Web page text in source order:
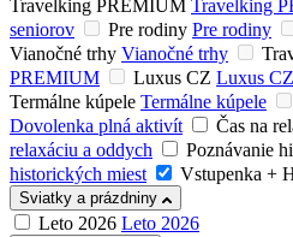
Travelking PREMIUM Travelking
seniorov
Pre rodiny Pre rodiny
Vianočné trhy Vianočné trhy
PREMIUM
Luxus CZ Luxus CZ
Termálne kúpele Termálne kúpele
Dovolenka plná aktivít
Čas na
relaxáciu a oddych
Poznávanie
historických miest
Vstupenka +
Sviatky a prázdniny
Leto 2026 Leto 2026